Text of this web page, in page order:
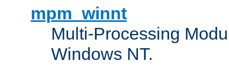
mpm_winnt
Multi-Processing
Windows NT.